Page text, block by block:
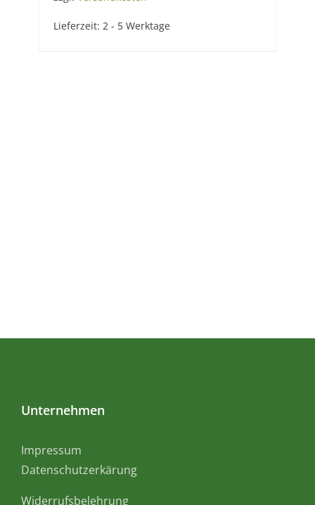
Lieferzeit: 2 - 5 Werktage
Unternehmen
Impressum
Datenschutzerkärung
Widerrufsbelehrung